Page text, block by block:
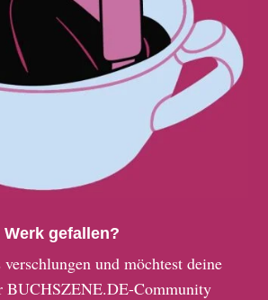
gefallen?
und möchtest deine
BUCHSZENE.DE-Community